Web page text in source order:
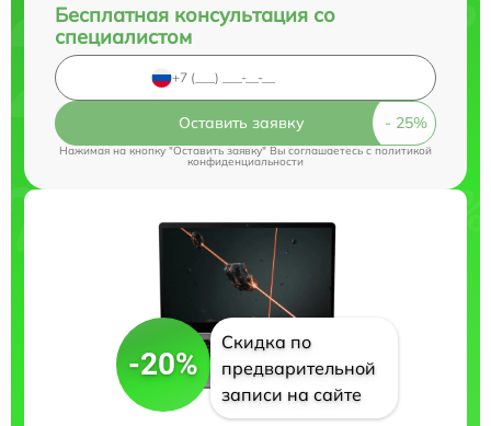
Бесплатная консультация со
специалистом
Оставить заявку
Нажимая на кнопку "Оставить заявку" Вы соглашаетесь cполитикой
конфиденциальности
-20%
Скидка по
предварительной
записи на сайте